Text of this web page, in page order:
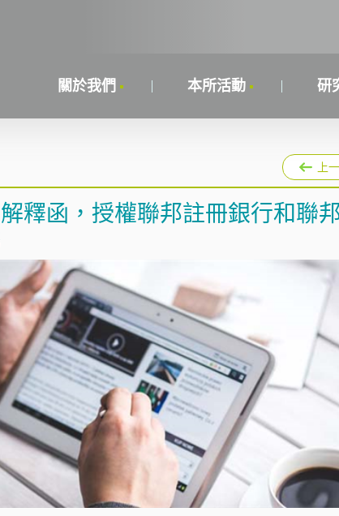
關於我們 本所活動 研
上
釋函，授權聯邦註冊銀行和聯